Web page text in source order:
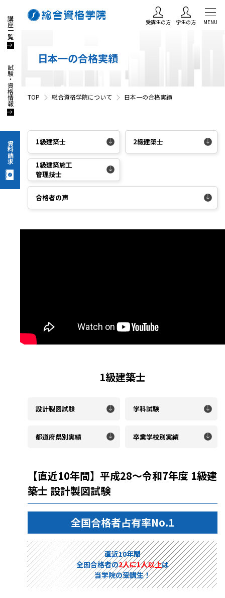
講座一覧
試験・資格情報
資料請求
受講生の方 学生の方 MENU
日本一の合格実績
TOP 総合資格学院について 日本一の合格実績
1級建築士 2級建築士
1級建築施工
管理技士
合格者の声
1級建築士
設計製図試験 学科試験
都道府県別実績 卒業学校別実績
【直近10年間】平成28～令和7年度 1級建
築士 設計製図試験
全国合格者占有率No.1
直近10年間
全国合格者の2人に1人以上は
当学院の受講生！